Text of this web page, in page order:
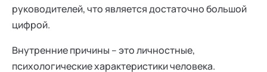
руководителей, что является достаточно большой
цифрой.
Внутренние причины – это личностные,
психологические характеристики человека.